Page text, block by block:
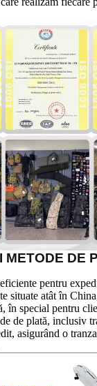
METODE DE
pentru
situate atât în
în special pentru
de plată, inclusiv
asigurând o